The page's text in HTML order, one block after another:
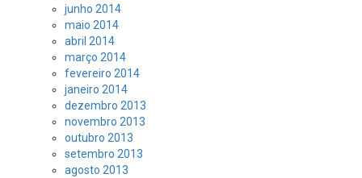
junho 2014
maio 2014
abril 2014
março 2014
fevereiro 2014
janeiro 2014
dezembro 2013
novembro 2013
outubro 2013
setembro 2013
agosto 2013